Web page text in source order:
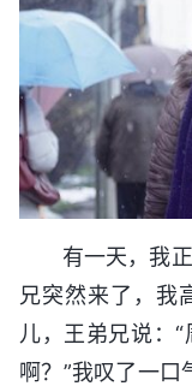
有一天，我
兄突然来了，我
儿，王弟兄说：
啊？”我叹了一口